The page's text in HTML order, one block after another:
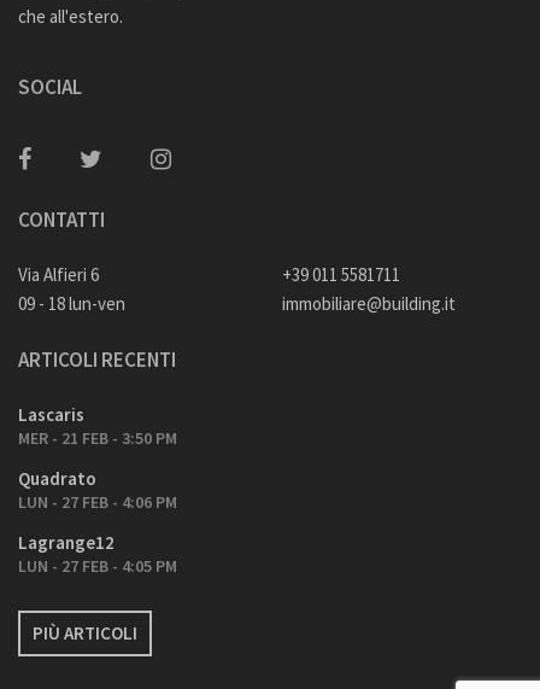
che all'estero.
SOCIAL
CONTATTI
Via Alfieri 6
09 - 18 lun-ven
+39 011 5581711
immobiliare@building.it
ARTICOLI RECENTI
Lascaris
MER - 21 FEB - 3:50 PM
Quadrato
LUN - 27 FEB - 4:06 PM
Lagrange12
LUN - 27 FEB - 4:05 PM
PIÙ ARTICOLI